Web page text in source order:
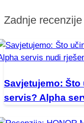
Zadnje recenzije
Savjetujemo:
servis? Alpha